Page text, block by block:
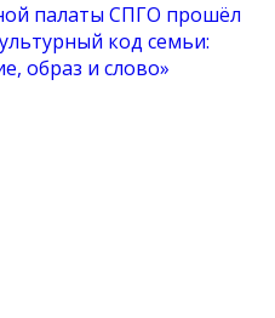
палаты СПГО прошёл
код семьи:
образ и слово»